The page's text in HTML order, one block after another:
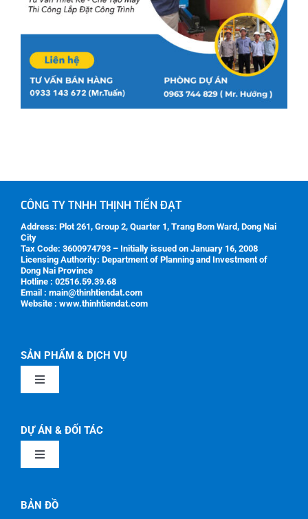
CÔNG TY TNHH THỊNH TIẾN ĐẠT
Address: Plot 261, Group 2, Quarter 1, Trang Bom Ward, Dong Nai
City
Tax Code: 3600974793 – Initially issued on January 16, 2008
Licensing Authority: Department of Planning and Investment of
Dong Nai Province
Hotline : 02516.59.39.68
Email : main@thinhtiendat.com
Website : www.thinhtiendat.com
SẢN PHẨM & DỊCH VỤ
Toggle
SẢN PHẨM CƠ KHÍ
THI CÔNG LẮP ĐẶT CÔNG TRÌNH
DỰ ÁN & ĐỐI TÁC
Toggle
BẢN ĐỒ